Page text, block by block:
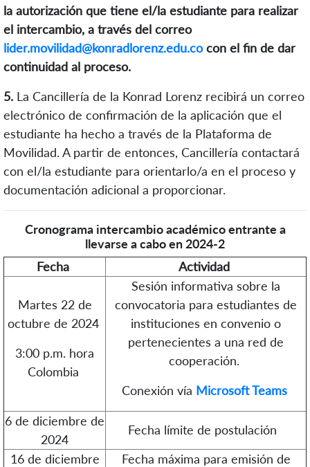
la autorización que tiene el/la estudiante para realizar
el intercambio, a través del correo
lider.movilidad@konradlorenz.edu.cocon el fin de dar
continuidad al proceso.
5. La Cancillería de la Konrad Lorenz recibirá un correo
electrónico de confirmación de la aplicación que el
estudiante ha hecho a través de la Plataforma de
Movilidad. A partir de entonces, Cancillería contactará
con el/la estudiante para orientarlo/a en el proceso y
documentación adicional a proporcionar.
Cronograma intercambio académico entrante a
llevarse a cabo en 2024-2
Fecha
Actividad
Martes 22 de
octubre de 2024
3:00 p.m. hora
Colombia
Sesión informativa sobre la
convocatoria para estudiantes de
instituciones en convenio o
pertenecientes a una red de
cooperación.
Conexión vía Microsoft Teams
6 de diciembre de
2024
Fecha límite de postulación
16 de diciembre
Fecha máxima para emisión de